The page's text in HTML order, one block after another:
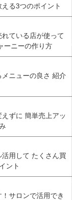
る3つのポイント
れている店が使って
ーニーの作り方
ニューの良さ 紹介
ずに 簡単売上アッ
用して たくさん買
ント
サロンで活用でき